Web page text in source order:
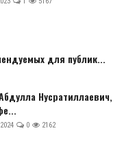
для публик...
Нусратиллаевич,
0 2162